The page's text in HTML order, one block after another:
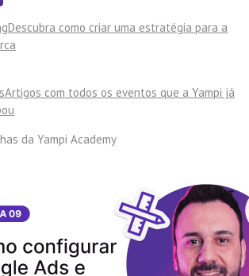
Descubra como criar uma estratégia para a
Artigos com todos os eventos que a Yampi já
da Yampi Academy